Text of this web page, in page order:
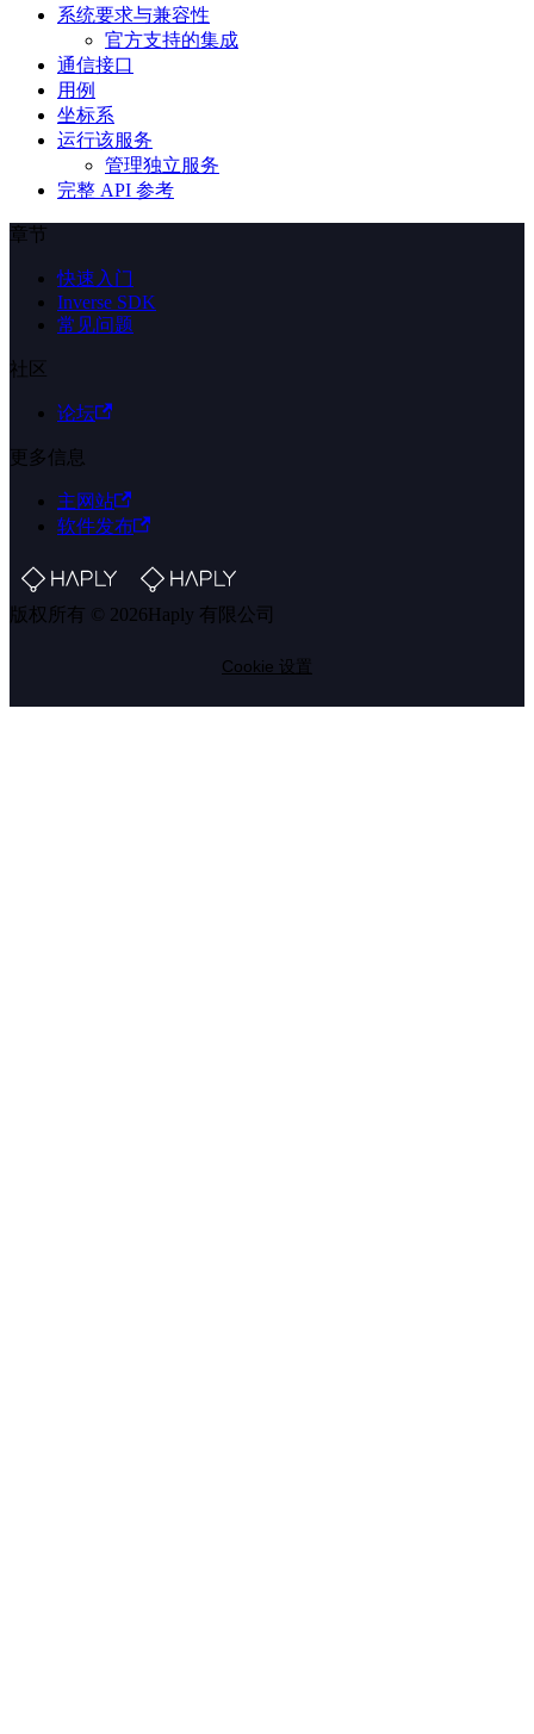
系统要求与兼容性
官方支持的集成
通信接口
用例
坐标系
运行该服务
管理独立服务
完整 API 参考
章节
快速入门
Inverse SDK
常见问题
社区
论坛
更多信息
主网站
软件发布
版权所有 © 2026Haply 有限公司
Cookie 设置